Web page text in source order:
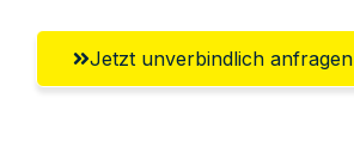
Jetzt unverbindlich anfragen